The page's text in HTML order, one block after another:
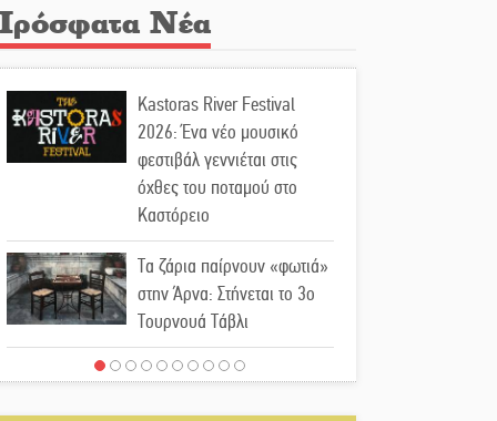
Νέα
Kastoras River Festival
2026: Ένα νέο μουσικό
φεστιβάλ γεννιέται στις
όχθες του ποταμού στο
Καστόρειο
Τα ζάρια παίρνουν «φωτιά»
στην Άρνα: Στήνεται το 3ο
Τουρνουά Τάβλι
Αυθεντικό γλέντι με «Γιορτή